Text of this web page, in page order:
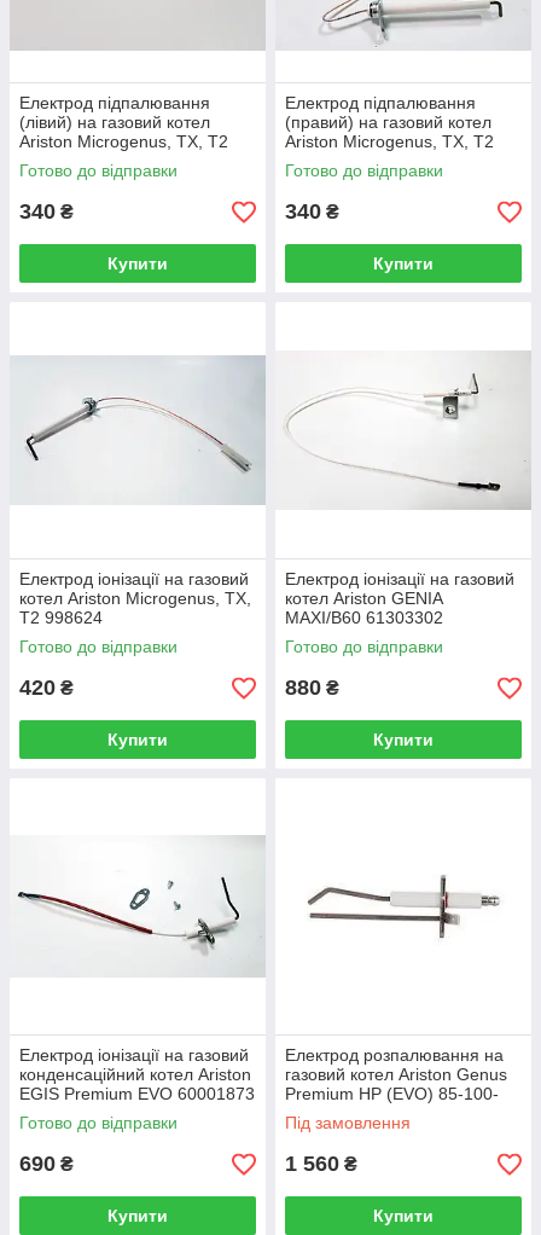
Електрод підпалювання
(лівий) на газовий котел
Ariston Microgenus, ТХ, Т2
65100250
Готово до відправки
340 ₴
Купити
Електрод підпалювання
(правий) на газовий котел
Ariston Microgenus, ТХ, Т2
65100251
Готово до відправки
340 ₴
Купити
Електрод іонізації на газовий
котел Ariston Microgenus, ТХ,
Т2 998624
Готово до відправки
420 ₴
Купити
Електрод іонізації на газовий
котел Ariston GENIA
MAXI/B60 61303302
Готово до відправки
880 ₴
Купити
Електрод іонізації на газовий
конденсаційний котел Ariston
EGIS Premium EVO 60001873
Готово до відправки
690 ₴
Купити
Електрод розпалювання на
газовий котел Ariston Genus
Premium HP (EVO) 85-100-
115-150 64201338
Під замовлення
1 560 ₴
Купити